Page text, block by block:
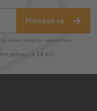
Přihlásit se
účelem rozesílky newsletteru.
jednou za 14 dní.